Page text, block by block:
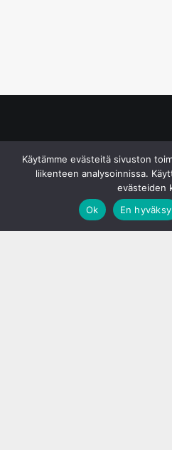
Käytämme evästeitä sivuston
liikenteen analysoinnissa.
evästeiden
Ok
En hyväksy